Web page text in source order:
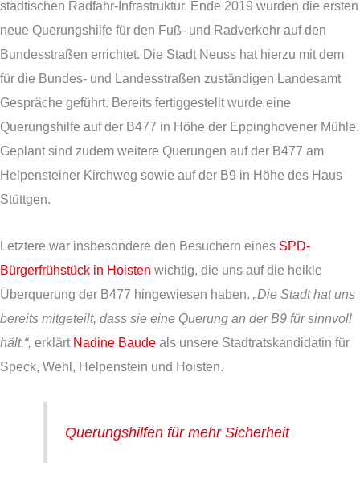
städtischen Radfahr-Infrastruktur. Ende 2019 wurden die ersten
neue Querungshilfe für den Fuß- und Radverkehr auf den
Bundesstraßen errichtet. Die Stadt Neuss hat hierzu mit dem
für die Bundes- und Landesstraßen zuständigen Landesamt
Gespräche geführt. Bereits fertiggestellt wurde eine
Querungshilfe auf der B477 in Höhe der Eppinghovener Mühle.
Geplant sind zudem weitere Querungen auf der B477 am
Helpensteiner Kirchweg sowie auf der B9 in Höhe des Haus
Stüttgen.
Letztere war insbesondere den Besuchern eines SPD-
Bürgerfrühstück in Hoisten wichtig, die uns auf die heikle
Überquerung der B477 hingewiesen haben. „Die Stadt hat uns
bereits mitgeteilt, dass sie eine Querung an der B9 für sinnvoll
hält.“, erklärt Nadine Baude als unsere Stadtratskandidatin für
Speck, Wehl, Helpenstein und Hoisten.
Querungshilfen für mehr Sicherheit